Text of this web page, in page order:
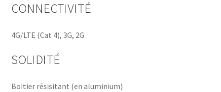
CONNECTIVITÉ
4G/LTE (Cat 4), 3G, 2G
SOLIDITÉ
Boitier résisitant (en aluminium)